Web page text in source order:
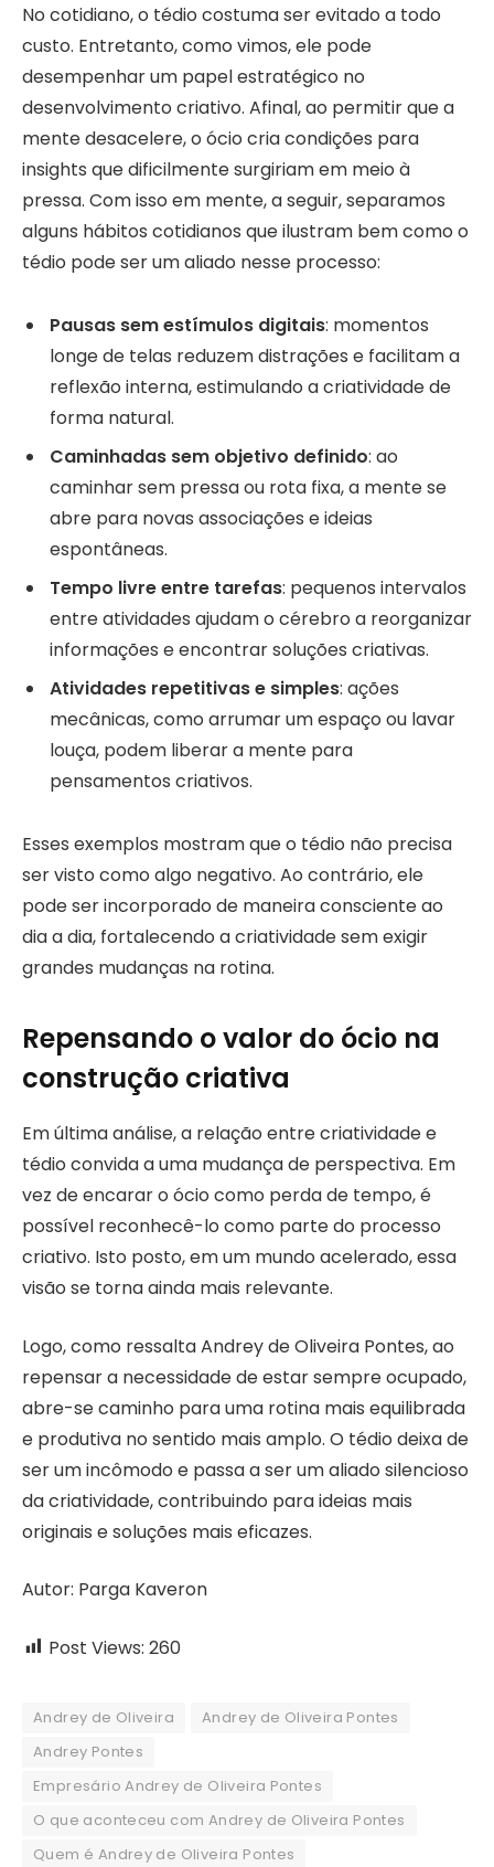
No cotidiano, o tédio costuma ser evitado a todo
custo. Entretanto, como vimos, ele pode
desempenhar um papel estratégico no
desenvolvimento criativo. Afinal, ao permitir que a
mente desacelere, o ócio cria condições para
insights que dificilmente surgiriam em meio à
pressa. Com isso em mente, a seguir, separamos
alguns hábitos cotidianos que ilustram bem como o
tédio pode ser um aliado nesse processo:
Pausas sem estímulos digitais: momentos
longe de telas reduzem distrações e facilitam a
reflexão interna, estimulando a criatividade de
forma natural.
Caminhadas sem objetivo definido: ao
caminhar sem pressa ou rota fixa, a mente se
abre para novas associações e ideias
espontâneas.
Tempo livre entre tarefas: pequenos intervalos
entre atividades ajudam o cérebro a reorganizar
informações e encontrar soluções criativas.
Atividades repetitivas e simples: ações
mecânicas, como arrumar um espaço ou lavar
louça, podem liberar a mente para
pensamentos criativos.
Esses exemplos mostram que o tédio não precisa
ser visto como algo negativo. Ao contrário, ele
pode ser incorporado de maneira consciente ao
dia a dia, fortalecendo a criatividade sem exigir
grandes mudanças na rotina.
Repensando o valor do ócio na
construção criativa
Em última análise, a relação entre criatividade e
tédio convida a uma mudança de perspectiva. Em
vez de encarar o ócio como perda de tempo, é
possível reconhecê-lo como parte do processo
criativo. Isto posto, em um mundo acelerado, essa
visão se torna ainda mais relevante.
Logo, como ressalta Andrey de Oliveira Pontes, ao
repensar a necessidade de estar sempre ocupado,
abre-se caminho para uma rotina mais equilibrada
e produtiva no sentido mais amplo. O tédio deixa de
ser um incômodo e passa a ser um aliado silencioso
da criatividade, contribuindo para ideias mais
originais e soluções mais eficazes.
Autor: Parga Kaveron
Post Views: 260
Andrey de Oliveira
Andrey de Oliveira Pontes
Andrey Pontes
Empresário Andrey de Oliveira Pontes
O que aconteceu com Andrey de Oliveira Pontes
Quem é Andrey de Oliveira Pontes